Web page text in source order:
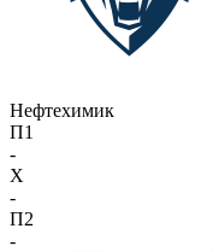
Нефтехимик
П1
-
X
-
П2
-